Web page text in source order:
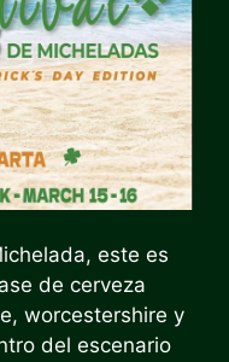
este es
de cerveza
worcestershire y
del escenario